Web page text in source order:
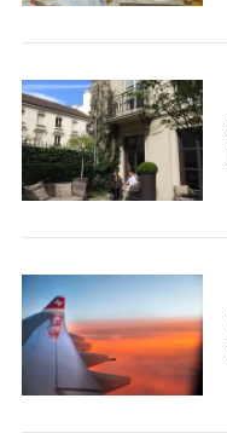
S
e
a
r
c
h
o
r
: